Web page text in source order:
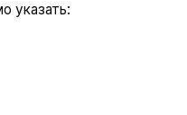
указать: